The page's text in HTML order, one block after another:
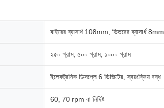
বাইরের ব্যাসার্ধ 108mm, ভিতরের ব্যাসার্ধ 8mm
২৫০ গ্রাম, ৫০০ গ্রাম, ১০০০ গ্রাম
ইলেকট্রনিক ডিসপ্লে 6 ডিজিটের, স্বয়ংক্রিয় বন্ধ
60, 70 rpm বা নির্দিষ্ট